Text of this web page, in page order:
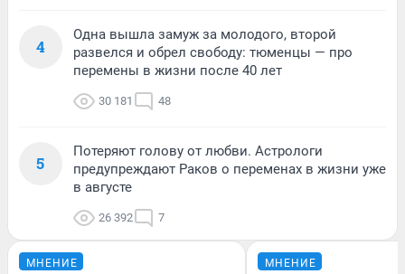
4
Одна вышла замуж за молодого, второй
развелся и обрел свободу: тюменцы — про
перемены в жизни после 40 лет
30 181 48
5
Потеряют голову от любви. Астрологи
предупреждают Раков о переменах в жизни уже
в августе
26 392 7
МНЕНИЕ МНЕНИЕ